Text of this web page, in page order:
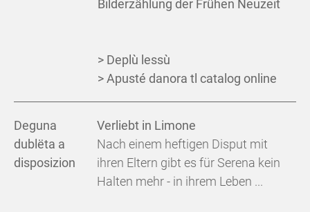
Bilderzählung der Frühen Neuzeit
> Deplù lessù
> Apusté danora tl catalog online
Deguna
dublëta a
disposizion
Verliebt in Limone
Nach einem heftigen Disput mit
ihren Eltern gibt es für Serena kein
Halten mehr - in ihrem Leben ...